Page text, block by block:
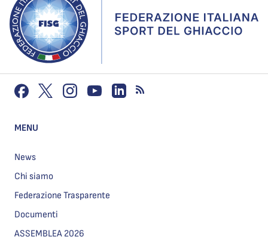
MENU
News
Chi siamo
Federazione Trasparente
Documenti
ASSEMBLEA 2026